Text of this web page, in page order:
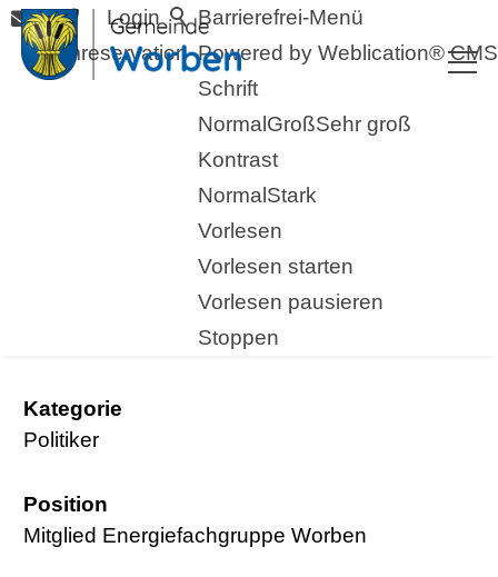
Barrierefrei-Menü
Powered by Weblication® CMS
Schrift
Normal GroßSehr groß
Kontrast
Normal Stark
Vorlesen
Vorlesen starten
Vorlesen pausieren
Stoppen
Login
Raumreservation
zurück zur Übersicht
Barnetta Ines
Kategorie
Politiker
Position
Mitglied Energiefachgruppe Worben